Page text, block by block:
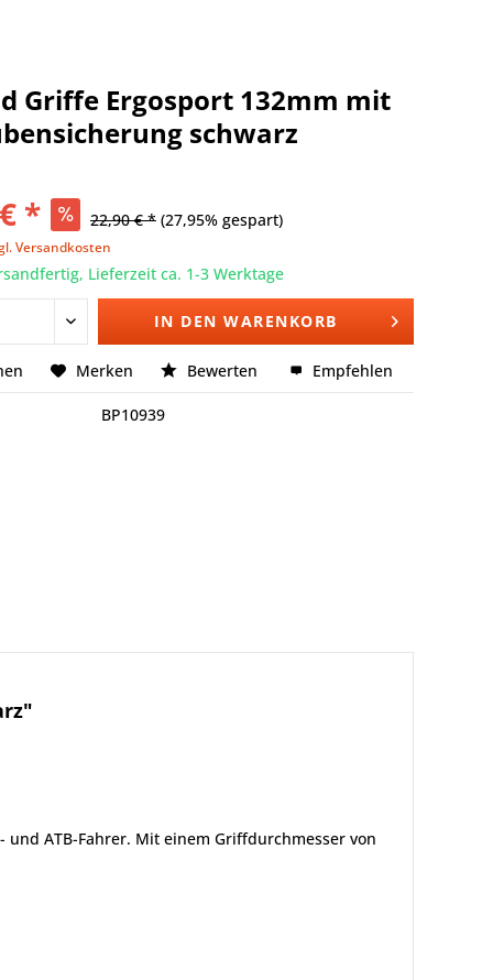
Griffe Ergosport 132mm mit
schwarz
* 22,90 € * (27,95% gespart)
Versandkosten
Lieferzeit ca. 1-3 Werktage
IN DEN WARENKORB
Merken Bewerten Empfehlen
BP10939
ATB-Fahrer. Mit einem Griffdurchmesser von